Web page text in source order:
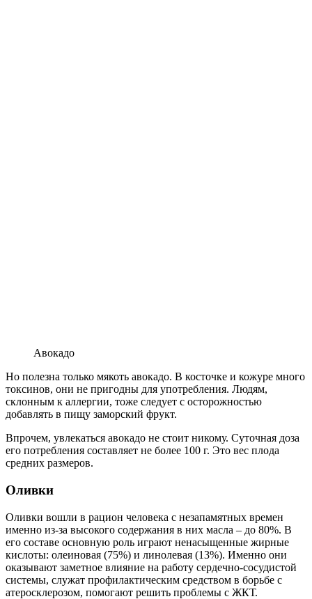
Авокадо
Но полезна только мякоть авокадо. В косточке и кожуре много
токсинов, они не пригодны для употребления. Людям,
склонным к аллергии, тоже следует с осторожностью
добавлять в пищу заморский фрукт.
Впрочем, увлекаться авокадо не стоит никому. Суточная доза
его потребления составляет не более 100 г. Это вес плода
средних размеров.
Оливки
Оливки вошли в рацион человека с незапамятных времен
именно из-за высокого содержания в них масла – до 80%. В
его составе основную роль играют ненасыщенные жирные
кислоты: олеиновая (75%) и линолевая (13%). Именно они
оказывают заметное влияние на работу сердечно-сосудистой
системы, служат профилактическим средством в борьбе с
атеросклерозом, помогают решить проблемы с ЖКТ.